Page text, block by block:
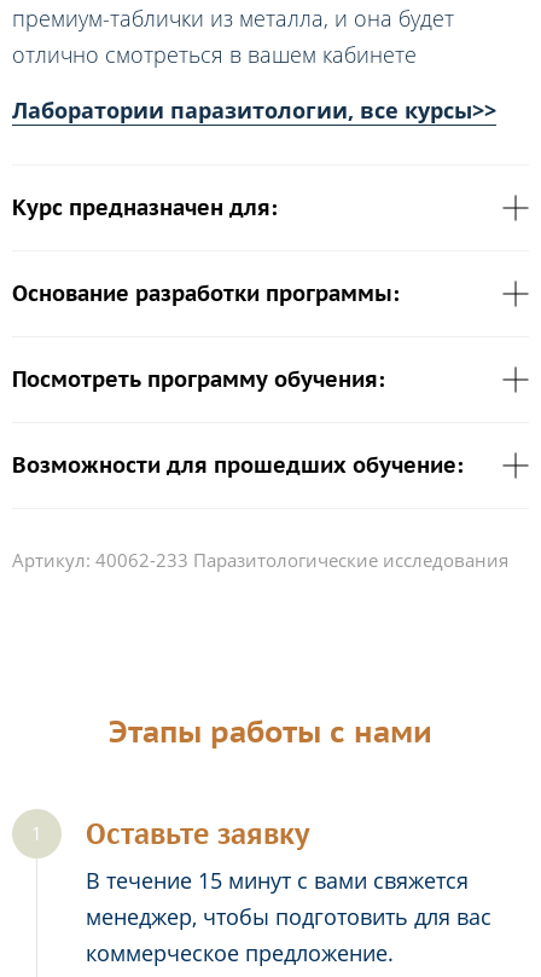
премиум-таблички из металла, и она будет
отлично смотреться в вашем кабинете
Лаборатории паразитологии, все курсы>>
Курс предназначен для:
Основание разработки программы:
Посмотреть программу обучения:
Возможности для прошедших обучение:
Артикул: 40062-233 Паразитологические исследования
Этапы работы с нами
Оставьте заявку
В течение 15 минут с вами свяжется
менеджер, чтобы подготовить для вас
коммерческое предложение.